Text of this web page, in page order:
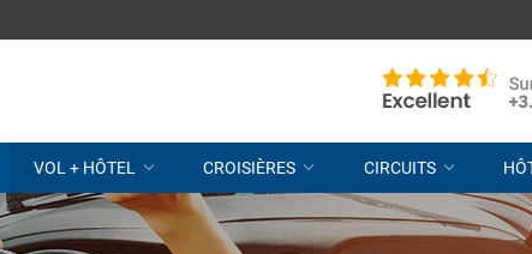
VOL + HÔTEL CROISIÈRES CIRCUITS